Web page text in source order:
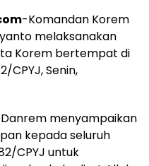
-Komandan Korem
melaksanakan
Korem bertempat di
CPYJ, Senin,
menyampaikan
kepada seluruh
CPYJ untuk